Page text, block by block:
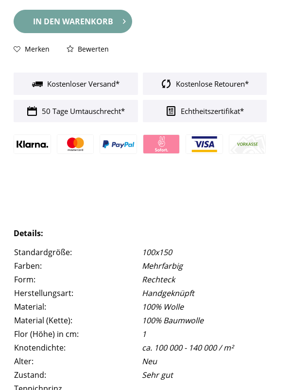
IN DEN WARENKORB
Merken Bewerten
Kostenloser Versand* Kostenlose Retouren*
50 Tage Umtauschrecht* Echtheitszertifikat*
Details:
Standardgröße:
100x150
Farben:
Mehrfarbig
Form:
Rechteck
Herstellungsart:
Handgeknüpft
Material:
100% Wolle
Material (Kette):
100% Baumwolle
Flor (Höhe) in cm:
1
Knotendichte:
ca. 100 000 - 140 000 / m²
Alter:
Neu
Zustand:
Sehr gut